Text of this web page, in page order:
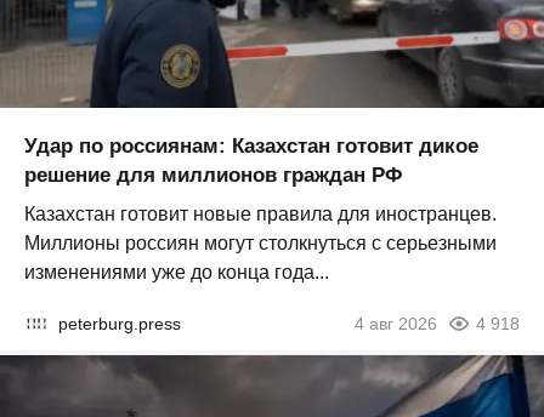
Удар по россиянам: Казахстан готовит дикое
решение для миллионов граждан РФ
Казахстан готовит новые правила для иностранцев.
Миллионы россиян могут столкнуться с серьезными
изменениями уже до конца года...
peterburg.press 4 авг 2026 4 918